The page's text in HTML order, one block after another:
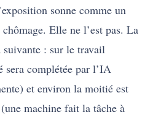
sonne comme un
Elle ne l’est pas. La
: sur le travail
sera complétée par l’IA
et environ la moitié est
machine fait la tâche à